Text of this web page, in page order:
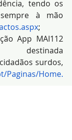
tendo os
à mão
;
App MAI112
surdos,
Paginas/Home.